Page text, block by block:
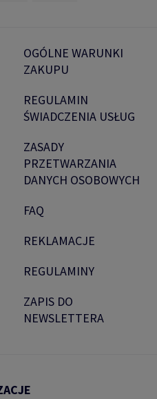
OGÓLNE WARUNKI
ZAKUPU
REGULAMIN
ŚWIADCZENIA USŁUG
ZASADY
PRZETWARZANIA
DANYCH OSOBOWYCH
FAQ
REKLAMACJE
REGULAMINY
ZAPIS DO
NEWSLETTERA